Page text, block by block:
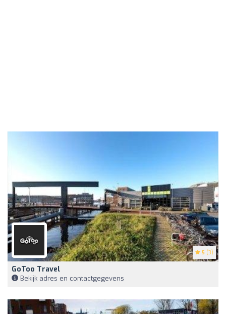
5 (3)
GoToo Travel
Bekijk adres en contactgegevens